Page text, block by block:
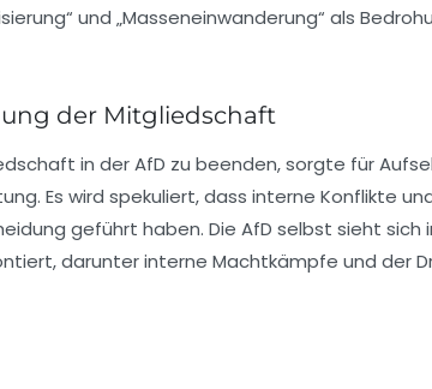
und „Masseneinwanderung“ als
der Mitgliedschaft
in der AfD zu beenden, sorgte für
Es wird spekuliert, dass interne Konflikte
geführt haben. Die AfD selbst sieht
darunter interne Machtkämpfe und der